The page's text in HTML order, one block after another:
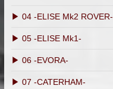
▶ 04 -ELISE Mk2 ROVER-
▶ 05 -ELISE Mk1-
▶ 06 -EVORA-
▶ 07 -CATERHAM-